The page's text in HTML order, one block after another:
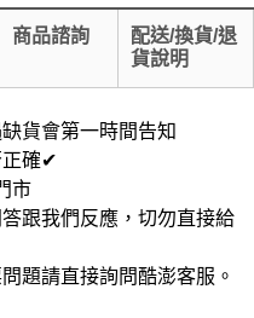
商品諮詢
配送/換貨/退
貨說明
貨會第一時間告知
確✔
市
跟我們反應，切勿直接給
題請直接詢問酷澎客服。